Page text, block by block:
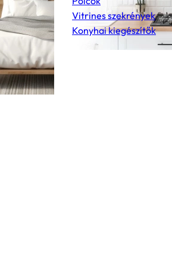
Vitrines szekrények
Konyhai kiegészítők